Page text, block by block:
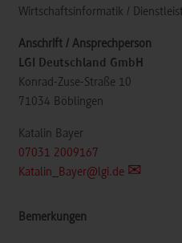
Wirtschaftsinformatik /
LGI Deutschland GmbH
Konrad-Zuse-Straße 10
71034 Böblingen
Katalin Bayer
07031 2009167
Katalin_Bayer@lgi.de